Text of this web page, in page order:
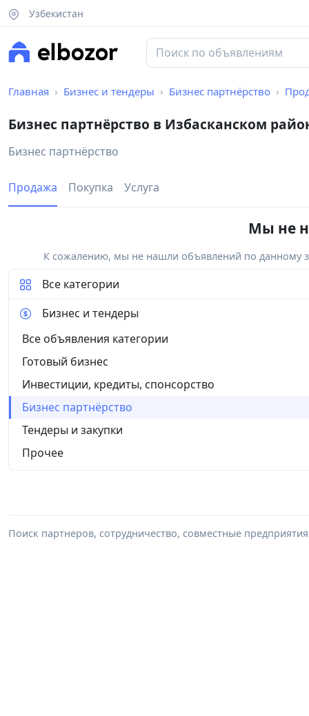
Узбекистан
Главная Бизнес и тендеры Бизнес партнёрство
Бизнес партнёрство в Избасканском
Бизнес партнёрство
Продажа Покупка Услуга
Мы не
К сожалению, мы не нашли объявлений по данному
Все категории
Бизнес и тендеры
Все объявления категории
Готовый бизнес
Инвестиции, кредиты, спонсорство
Бизнес партнёрство
Тендеры и закупки
Прочее
Поиск партнеров, сотрудничество, совместные